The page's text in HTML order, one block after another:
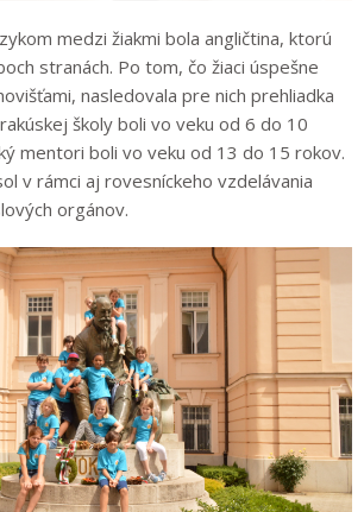
medzi žiakmi bola angličtina, ktorú
stranách. Po tom, čo žiaci úspešne
nasledovala pre nich prehliadka
školy boli vo veku od 6 do 10
mentori boli vo veku od 13 do 15 rokov.
v rámci aj rovesníckeho vzdelávania
orgánov.